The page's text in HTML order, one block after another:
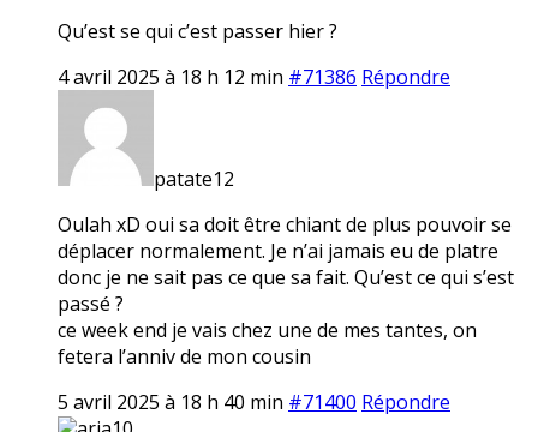
Qu’est se qui c’est passer hier ?
4 avril 2025 à 18 h 12 min #71386 Répondre
patate12
Oulah xD oui sa doit être chiant de plus pouvoir se
déplacer normalement. Je n’ai jamais eu de platre
donc je ne sait pas ce que sa fait. Qu’est ce qui s’est
passé ?
ce week end je vais chez une de mes tantes, on
fetera l’anniv de mon cousin
5 avril 2025 à 18 h 40 min #71400 Répondre